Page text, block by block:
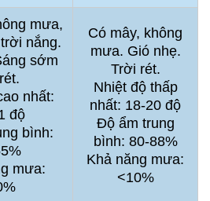
mưa,
nắng.
sớm
nhất:
độ
bình:
mưa:
Có mây, không
mưa. Gió nhẹ.
Trời rét.
Nhiệt độ thấp
nhất: 18-20 độ
Độ ẩm trung
bình: 80-88%
Khả năng mưa:
<10%